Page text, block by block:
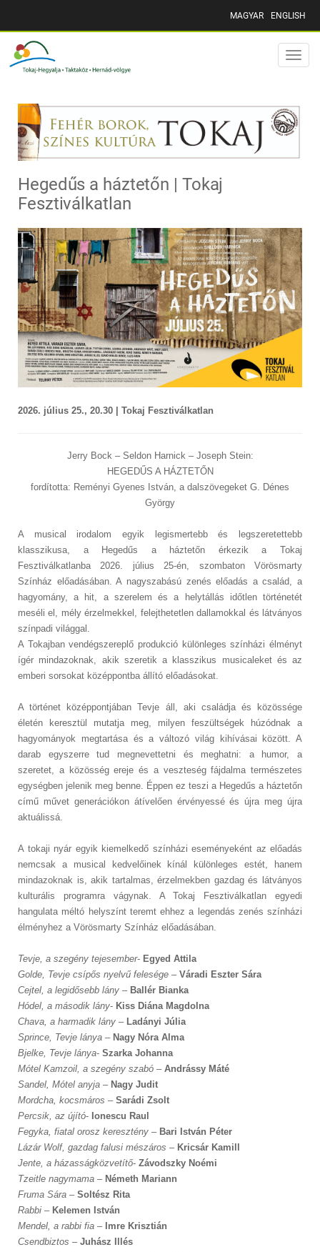
MAGYAR ENGLISH
Toggle
Hegedűs a háztetőn | Tokaj
Fesztiválkatlan
2026. július 25., 20.30 | Tokaj Fesztiválkatlan
Jerry Bock – Seldon Harnick – Joseph Stein:
HEGEDŰS A HÁZTETŐN
fordította: Reményi Gyenes István, a dalszövegeket G. Dénes
György
A musical irodalom egyik legismertebb és legszeretettebb
klasszikusa, a Hegedűs a háztetőn érkezik a Tokaj
Fesztiválkatlanba 2026. július 25-én, szombaton Vörösmarty
Színház előadásában. A nagyszabású zenés előadás a család, a
hagyomány, a hit, a szerelem és a helytállás időtlen történetét
meséli el, mély érzelmekkel, felejthetetlen dallamokkal és látványos
színpadi világgal.
A Tokajban vendégszereplő produkció különleges színházi élményt
ígér mindazoknak, akik szeretik a klasszikus musicaleket és az
emberi sorsokat középpontba állító előadásokat.
A történet középpontjában Tevje áll, aki családja és közössége
életén keresztül mutatja meg, milyen feszültségek húzódnak a
hagyományok megtartása és a változó világ kihívásai között. A
darab egyszerre tud megnevettetni és meghatni: a humor, a
szeretet, a közösség ereje és a veszteség fájdalma természetes
egységben jelenik meg benne. Éppen ez teszi a Hegedűs a háztetőn
című művet generációkon átívelően érvényessé és újra meg újra
aktuálissá.
A tokaji nyár egyik kiemelkedő színházi eseményeként az előadás
nemcsak a musical kedvelőinek kínál különleges estét, hanem
mindazoknak is, akik tartalmas, érzelmekben gazdag és látványos
kulturális programra vágynak. A Tokaj Fesztiválkatlan egyedi
hangulata méltó helyszínt teremt ehhez a legendás zenés színházi
élményhez a Vörösmarty Színház előadásában.
Tevje, a szegény tejesember- Egyed Attila
Golde, Tevje csípős nyelvű felesége – Váradi Eszter Sára
Cejtel, a legidősebb lány – Ballér Bianka
Hódel, a második lány- Kiss Diána Magdolna
Chava, a harmadik lány – Ladányi Júlia
Sprince, Tevje lánya – Nagy Nóra Alma
Bjelke, Tevje lánya- Szarka Johanna
Mótel Kamzoil, a szegény szabó – Andrássy Máté
Sandel, Mótel anyja – Nagy Judit
Mordcha, kocsmáros – Sarádi Zsolt
Percsik, az újító- Ionescu Raul
Fegyka, fiatal orosz keresztény – Bari István Péter
Lázár Wolf, gazdag falusi mészáros – Kricsár Kamill
Jente, a házasságközvetítő- Závodszky Noémi
Tzeitle nagymama – Németh Mariann
Fruma Sára – Soltész Rita
Rabbi – Kelemen István
Mendel, a rabbi fia – Imre Krisztián
Csendbiztos – Juhász Illés